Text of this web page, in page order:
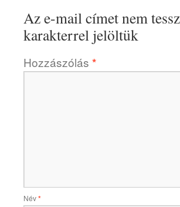
Az e-mail címet nem
karakterrel jelöltük
Hozzászólás *
Név*